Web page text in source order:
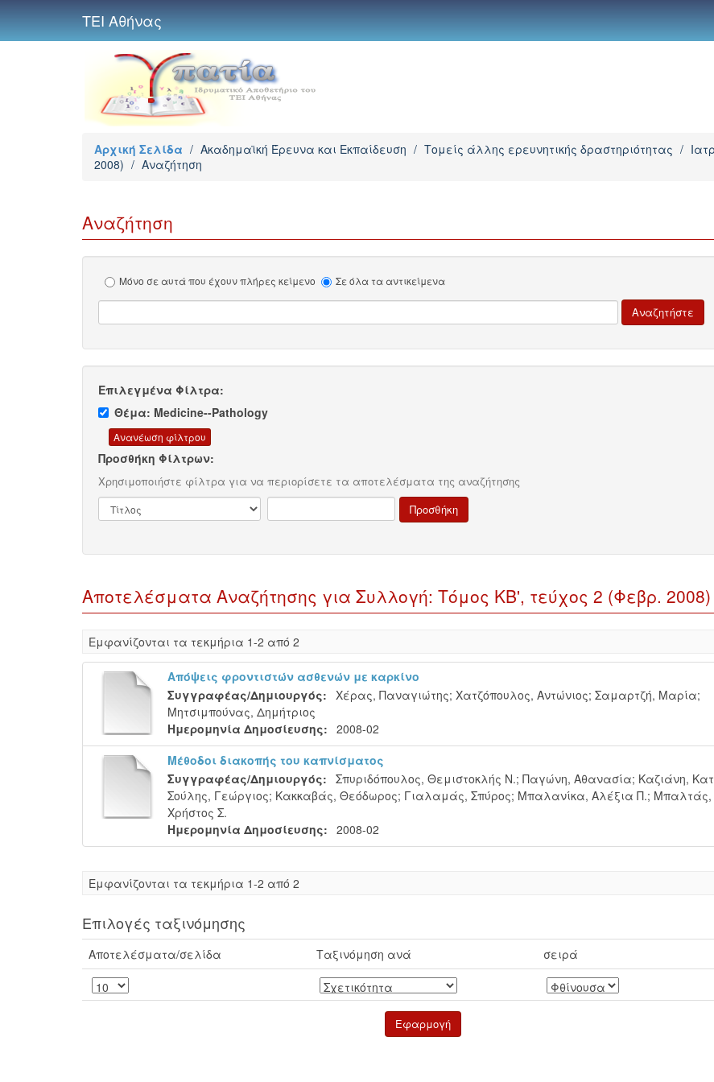
ΤΕΙ Αθήνας
Αρχική Σελίδα / Ακαδημαϊκή Έρευνα και Εκπαίδευση / Τομείς άλλης ερευνητικής δραστηριότητας /
2008) / Αναζήτηση
Αναζήτηση
Μόνο σε αυτά που έχουν πλήρες κείμενο Σε όλα τα αντικείμενα
Επιλεγμένα Φίλτρα:
Θέμα: Medicine--Pathology
Προσθήκη Φίλτρων:
Χρησιμοποιήστε φίλτρα για να περιορίσετε τα αποτελέσματα της αναζήτησης
Αποτελέσματα Αναζήτησης για Συλλογή: Τόμος ΚΒ', τεύχος 2 (Φεβρ. 2008)
Eμφανίζονται τα τεκμήρια 1-2 από 2
Απόψεις φροντιστών ασθενών με καρκίνο
Συγγραφέας/Δημιουργός: Χέρας, Παναγιώτης; Χατζόπουλος, Αντώνιος; Σαμαρτζή, Μαρία;
Μητσιμπούνας, Δημήτριος
Ημερομηνία Δημοσίευσης: 2008-02
Μέθοδοι διακοπής του καπνίσματος
Συγγραφέας/Δημιουργός: Σπυριδόπουλος, Θεμιστοκλής Ν.; Παγώνη, Αθανασία; Καζιάνη,
Σούλης, Γεώργιος; Κακκαβάς, Θεόδωρος; Γιαλαμάς, Σπύρος; Μπαλανίκα, Αλέξια Π.; Μπαλτάς,
Χρήστος Σ.
Ημερομηνία Δημοσίευσης: 2008-02
Eμφανίζονται τα τεκμήρια 1-2 από 2
Επιλογές ταξινόμησης
Αποτελέσματα/σελίδα Ταξινόμηση ανά σειρά